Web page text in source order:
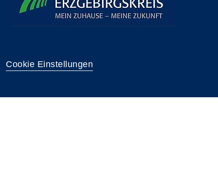
Cookie Einstellungen